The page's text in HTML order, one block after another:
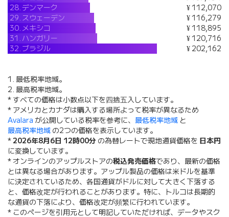
28.デンマーク
¥ 112,070
29. スウェーデン
¥ 116,279
30. メキシコ
¥ 118,895
31. ハンガリー
¥ 120,716
32. ブラジル ¥ 202,162
1. 最低税率地域。
2. 最高税率地域。
* すべての価格は小数点以下を四捨五入しています。
* アメリカとカナダは購入する場所よって税率が異なるため
Avalara が公開している税率を参考に、 最低税率地域 と
最高税率地域 の2つの価格を表示しています。
*2026年8月6日 12時00分 の為替レートで現地通貨価格を 日本円
に変換しています。
* オンラインのアップルストアの税込発売価格であり、最新の価格
とは異なる場合があります。アップル製品の価格は米ドルを基準
に決定されているため、各国通貨がドルに対して大きく下落する
と、価格改定が行われることがあります。特に、トルコは長期的
な通貨の下落により、価格改定が頻繁に行われています。
* このページを引用元として明記していただければ、データやスク